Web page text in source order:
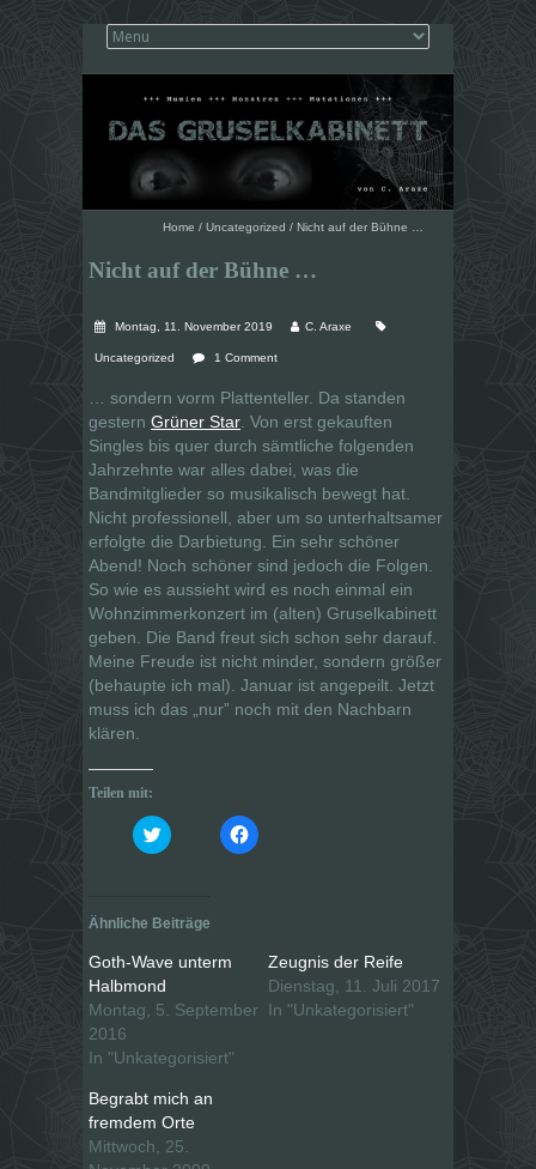
Home / Uncategorized / Nicht auf der Bühne …
Nicht auf der Bühne …
Montag, 11. November 2019 C. Araxe
Uncategorized 1 Comment
… sondern vorm Plattenteller. Da standen
gestern Grüner Star . Von erst gekauften
Singles bis quer durch sämtliche folgenden
Jahrzehnte war alles dabei, was die
Bandmitglieder so musikalisch bewegt hat.
Nicht professionell, aber um so unterhaltsamer
erfolgte die Darbietung. Ein sehr schöner
Abend! Noch schöner sind jedoch die Folgen.
So wie es aussieht wird es noch einmal ein
Wohnzimmerkonzert im (alten) Gruselkabinett
geben. Die Band freut sich schon sehr darauf.
Meine Freude ist nicht minder, sondern größer
(behaupte ich mal). Januar ist angepeilt. Jetzt
muss ich das „nur” noch mit den Nachbarn
klären.
Teilen mit:
K
l
u
m
b
e
r
T
w
t
z
u
t
e
K
l
a
c
Ähnliche Beiträge
Goth-Wave unterm
Halbmond
Montag, 5. September
2016
In "Unkategorisiert"
Zeugnis der Reife
Dienstag, 11. Juli 2017
In "Unkategorisiert"
Begrabt mich an
fremdem Orte
Mittwoch, 25.